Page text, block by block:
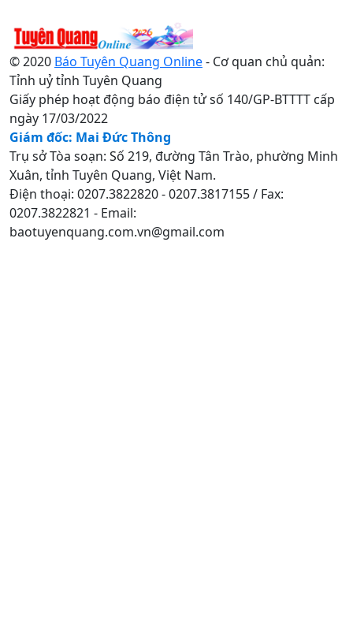
© 2020 Báo Tuyên Quang Online- Cơ quan chủ quản:
Tỉnh uỷ tỉnh Tuyên Quang
Giấy phép hoạt động báo điện tử số 140/GP-BTTTT cấp
ngày 17/03/2022
Giám đốc: Mai Đức Thông
Trụ sở Tòa soạn: Số 219, đường Tân Trào, phường Minh
Xuân, tỉnh Tuyên Quang, Việt Nam.
Điện thoại: 0207.3822820 - 0207.3817155 / Fax:
0207.3822821 - Email:
baotuyenquang.com.vn@gmail.com